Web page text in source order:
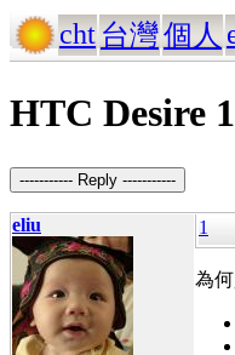
cht 台灣個人
HTC Desire
----------- Reply -----------
eliu 1
為